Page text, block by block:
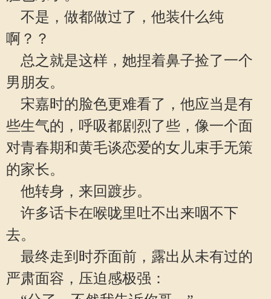
不是，做都做过了，他装什么纯
啊？？
总之就是这样，她捏着鼻子捡了一个
男朋友。
宋嘉时的脸色更难看了，他应当是有
些生气的，呼吸都剧烈了些，像一个面
对青春期和黄毛谈恋爱的女儿束手无策
的家长。
他转身，来回踱步。
许多话卡在喉咙里吐不出来咽不下
去。
最终走到时乔面前，露出从未有过的
严肃面容，压迫感极强：